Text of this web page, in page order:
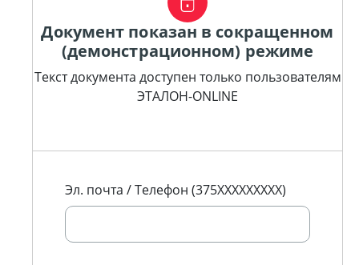
Документ показан в сокращенном
(демонстрационном) режиме
Текст документа доступен только пользователям
ЭТАЛОН-ONLINE
Эл. почта / Телефон (375XXXXXXXXX)